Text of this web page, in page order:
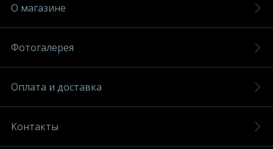
О магазине
Фотогалерея
Оплата и доставка
Контакты